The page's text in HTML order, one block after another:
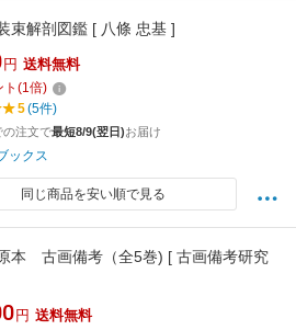
束解剖図鑑 [ 八條 忠基 ]
円 送料無料
(1倍)
5(5件)
の注文で最短8/9(翌日)お届け
ックス
同じ商品を安い順で見る
本 古画備考（全5巻) [ 古画備考研究
円 送料無料